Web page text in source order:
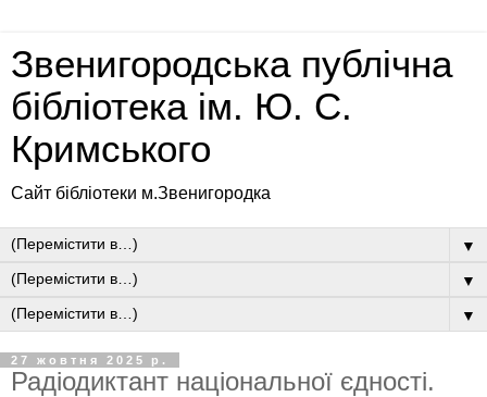
Звенигородська публічна
бібліотека ім. Ю. С.
Кримського
Сайт бібліотеки м.Звенигородка
▼
▼
▼
27 жовтня 2025 р.
Радіодиктант національної єдності.